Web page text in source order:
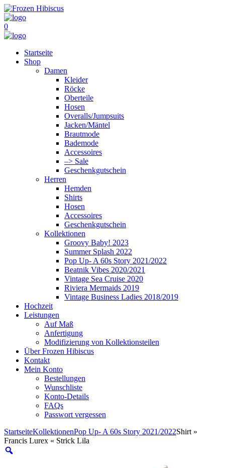
0
Startseite
Shop
Damen
Kleider
Röcke
Oberteile
Hosen
Overalls/Jumpsuits
Jacken/Mäntel
Brautmode
Bademode
Accessoires
–> Sale
Geschenkgutschein
Herren
Hemden
Shirts
Hosen
Accessoires
Geschenkgutschein
Kollektionen
Groovy Baby! 2023
Summer Splash 2022
Pop Up- A 60s Story 2021/2022
Beatnik Vibes 2020/2021
Vintage Sea Cruise 2020
Riviera Mermaids 2019
Vintage Business Ladies 2018/2019
Hochzeit
Leistungen
Auf Maß
Anfertigung
Modifizierung von Kollektionsteilen
Über Frozen Hibiscus
Kontakt
Mein Konto
Bestellungen
Wunschliste
Konto-Details
FAQs
Passwort vergessen
StartseiteKollektionenPop Up- A 60s Story 2021/2022Shirt »
Francis Lurex « Strick Lila